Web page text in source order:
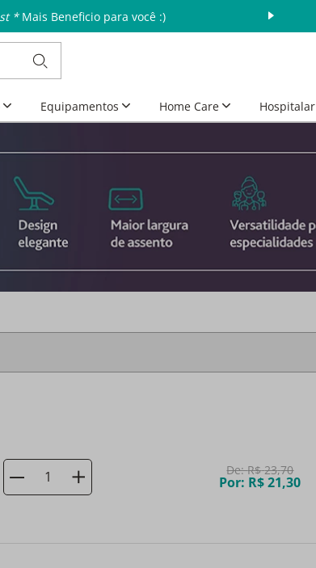
da SemanaÚltimos dias
Equipamentos Home Care Hospitalar
De:R$ 23,70
Por: R$ 21,30